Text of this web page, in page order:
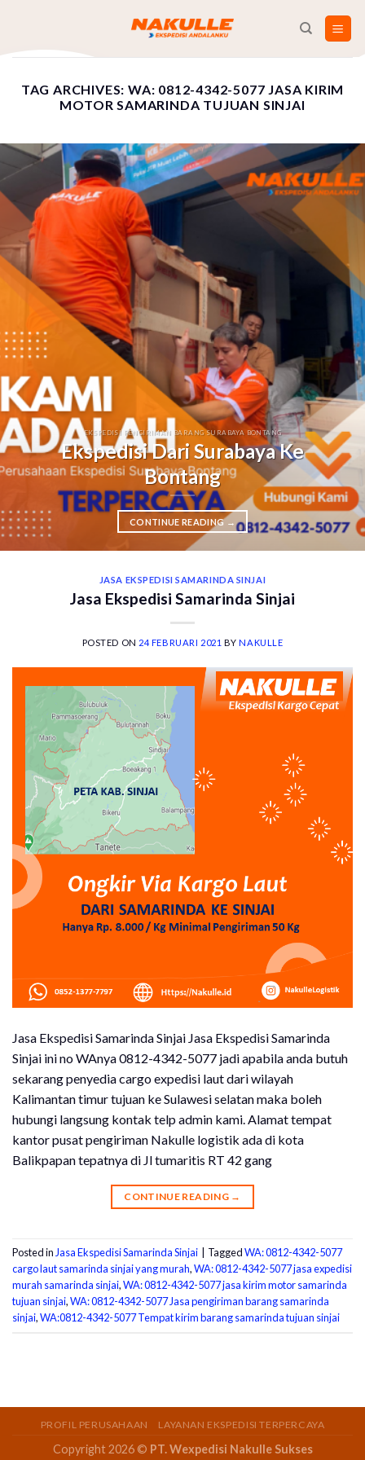
content
TAG ARCHIVES: WA: 0812-4342-5077 JASA KIRIM
MOTOR SAMARINDA TUJUAN SINJAI
EKSPEDISI PENGIRIMAN BARANG SURABAYA BONTANG
Ekspedisi Dari Surabaya Ke
Bontang
CONTINUE READING →
JASA EKSPEDISI SAMARINDA SINJAI
Jasa Ekspedisi Samarinda Sinjai
POSTED ON 24 FEBRUARI 2021 BYNAKULLE
Jasa Ekspedisi Samarinda Sinjai Jasa Ekspedisi Samarinda
Sinjai ini no WAnya 0812-4342-5077 jadi apabila anda butuh
sekarang penyedia cargo expedisi laut dari wilayah
Kalimantan timur tujuan ke Sulawesi selatan maka boleh
hubungi langsung kontak telp admin kami. Alamat tempat
kantor pusat pengiriman Nakulle logistik ada di kota
Balikpapan tepatnya di Jl tumaritis RT 42 gang
CONTINUE READING →
Posted in Jasa Ekspedisi Samarinda Sinjai TaggedWA: 0812-4342-5077
cargo laut samarinda sinjai yang murah,WA: 0812-4342-5077 jasa expedisi
murah samarinda sinjai,WA: 0812-4342-5077 jasa kirim motor samarinda
tujuan sinjai,WA: 0812-4342-5077 Jasa pengiriman barang samarinda
sinjai,WA:0812-4342-5077 Tempat kirim barang samarinda tujuan sinjai
PROFIL PERUSAHAAN LAYANAN EKSPEDISI TERPERCAYA
Copyright 2026 © PT. Wexpedisi Nakulle Sukses